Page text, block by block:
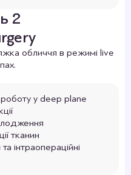
спікером на
ARENA у Львові Тема:
Deeep Plane.
(лекція+операція
2
обличчя в режимі live
у deep plane
тканин
інтраопераційні